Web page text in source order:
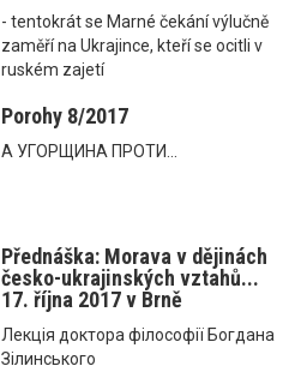
- tentokrát se Marné čekání výlučně
zaměří na Ukrajince, kteří se ocitli v
ruském zajetí
Porohy 8/2017
А УГОРЩИНА ПРОТИ...
Přednáška: Morava v dějinách
česko-ukrajinských vztahů...
17. října 2017 v Brně
Лекція доктора філософії Богдана
Зілинського